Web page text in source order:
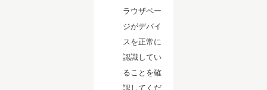
ラウザペー
ジがデバイ
スを正常に
認識してい
ることを確
認してくだ